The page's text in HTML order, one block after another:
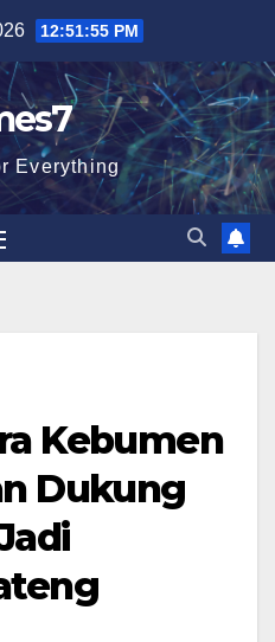
12:51:56 PM
Everything
Kebumen
Dukung